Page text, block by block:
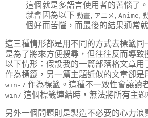
這個就是多語言使用者的苦惱了
就會因為以下 動畫, アニメ , Anime,
個好而苦惱，而最後的結果通常
這三種情形都是用不同的方式去標籤同
是為了將來方便搜尋，但往往反而導致
以下情形：假設我的一篇部落格文章用
作為標籤，另一篇主題近似的文章卻是
win-7 作為標籤。這種不一致性會讓讀
win7 這個標籤連結時，無法將所有主題
另外一個問題則是製造不必要的心力浪